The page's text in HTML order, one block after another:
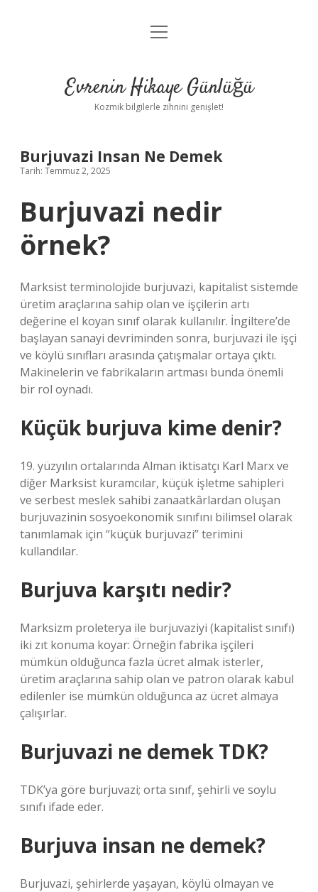
Anasayfa
Yasal Uyarı
menüyü
Evrenin Hikaye Günlüğü
Kozmik bilgilerle zihnini genişlet!
Burjuvazi Insan Ne Demek
Tarih: Temmuz 2, 2025
Burjuvazi nedir
örnek?
Marksist terminolojide burjuvazi, kapitalist sistemde
üretim araçlarına sahip olan ve işçilerin artı
değerine el koyan sınıf olarak kullanılır. İngiltere’de
başlayan sanayi devriminden sonra, burjuvazi ile işçi
ve köylü sınıfları arasında çatışmalar ortaya çıktı.
Makinelerin ve fabrikaların artması bunda önemli
bir rol oynadı.
Küçük burjuva kime denir?
19. yüzyılın ortalarında Alman iktisatçı Karl Marx ve
diğer Marksist kuramcılar, küçük işletme sahipleri
ve serbest meslek sahibi zanaatkârlardan oluşan
burjuvazinin sosyoekonomik sınıfını bilimsel olarak
tanımlamak için “küçük burjuvazi” terimini
kullandılar.
Burjuva karşıtı nedir?
Marksizm proleterya ile burjuvaziyi (kapitalist sınıfı)
iki zıt konuma koyar: Örneğin fabrika işçileri
mümkün olduğunca fazla ücret almak isterler,
üretim araçlarına sahip olan ve patron olarak kabul
edilenler ise mümkün olduğunca az ücret almaya
çalışırlar.
Burjuvazi ne demek TDK?
TDK’ya göre burjuvazi; orta sınıf, şehirli ve soylu
sınıfı ifade eder.
Burjuva insan ne demek?
Burjuvazi, şehirlerde yaşayan, köylü olmayan ve